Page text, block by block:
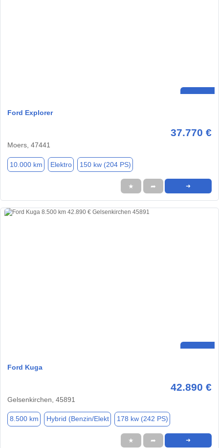
Ford Explorer
37.770 €
Moers, 47441
10.000 km Elektro 150 kw (204 PS)
★ ➦ ➜
Ford Kuga
42.890 €
Gelsenkirchen, 45891
8.500 km Hybrid (Benzin/Elekt 178 kw (242 PS)
★ ➦ ➜